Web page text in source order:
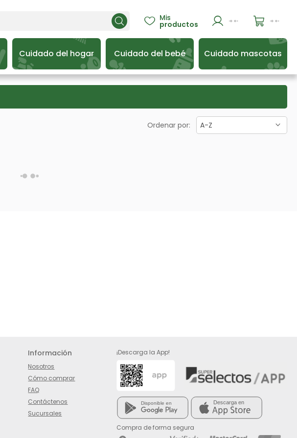
 Mis
productos
Cuidado del hogar Cuidado del bebé Cuidado mascotas
Ordenar por: A-Z
Información
Nosotros
Cómo comprar
FAQ
Contáctenos
Sucursales
¡Descarga la App!
Compra de forma segura